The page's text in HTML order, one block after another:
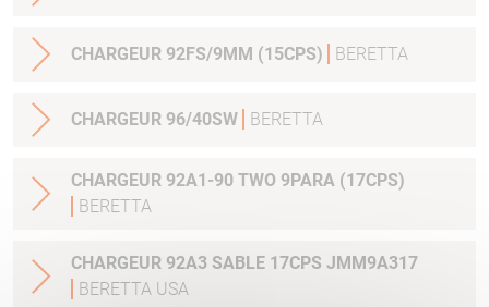
CHARGEUR 92FS/9MM (15CPS) BERETTA
CHARGEUR 96/40SW BERETTA
CHARGEUR 92A1-90 TWO 9PARA (17CPS)
BERETTA
CHARGEUR 92A3 SABLE 17CPS JMM9A317
BERETTA USA